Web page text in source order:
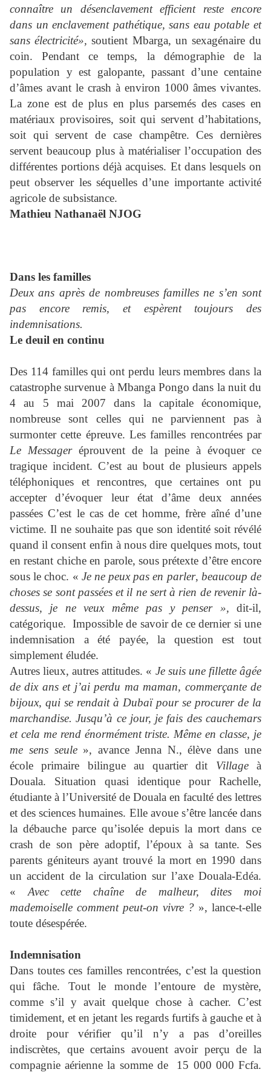
connaître un désenclavement efficient reste encore
dans un enclavement pathétique, sans eau potable et
sans électricité», soutient Mbarga, un sexagénaire du
coin. Pendant ce temps, la démographie de la
population y est galopante, passant d’une centaine
d’âmes avant le crash à environ 1000 âmes vivantes.
La zone est de plus en plus parsemés des cases en
matériaux provisoires, soit qui servent d’habitations,
soit qui servent de case champêtre. Ces dernières
servent beaucoup plus à matérialiser l’occupation des
différentes portions déjà acquises. Et dans lesquels on
peut observer les séquelles d’une importante activité
agricole de subsistance.
Mathieu Nathanaël NJOG
Dans les familles
Deux ans après de nombreuses familles ne s’en sont
pas encore remis, et espèrent toujours des
indemnisations.
Le deuil en continu
Des 114 familles qui ont perdu leurs membres dans la
catastrophe survenue à Mbanga Pongo dans la nuit du
4 au 5 mai 2007 dans la capitale économique,
nombreuse sont celles qui ne parviennent pas à
surmonter cette épreuve. Les familles rencontrées par
Le Messageréprouvent de la peine à évoquer ce
tragique incident. C’est au bout de plusieurs appels
téléphoniques et rencontres, que certaines ont pu
accepter d’évoquer leur état d’âme deux années
passées C’est le cas de cet homme, frère aîné d’une
victime. Il ne souhaite pas que son identité soit révélé
quand il consent enfin à nous dire quelques mots, tout
en restant chiche en parole, sous prétexte d’être encore
sous le choc. « Je ne peux pas en parler, beaucoup de
choses se sont passées et il ne sert à rien de revenir là-
dessus, je ne veux même pas y penser », dit-il,
catégorique. Impossible de savoir de ce dernier si une
indemnisation a été payée, la question est tout
simplement éludée.
Autres lieux, autres attitudes. « Je suis une fillette âgée
de dix ans et j’ai perdu ma maman, commerçante de
bijoux, qui se rendait à Dubaï pour se procurer de la
marchandise. Jusqu’à ce jour, je fais des cauchemars
et cela me rend énormément triste. Même en classe, je
me sens seule », avance Jenna N., élève dans une
école primaire bilingue au quartier dit Villageà
Douala. Situation quasi identique pour Rachelle,
étudiante à l’Université de Douala en faculté des lettres
et des sciences humaines. Elle avoue s’être lancée dans
la débauche parce qu’isolée depuis la mort dans ce
crash de son père adoptif, l’époux à sa tante. Ses
parents géniteurs ayant trouvé la mort en 1990 dans
un accident de la circulation sur l’axe Douala-Edéa.
« Avec cette chaîne de malheur, dites moi
mademoiselle comment peut-on vivre ? », lance-t-elle
toute désespérée.
Indemnisation
Dans toutes ces familles rencontrées, c’est la question
qui fâche. Tout le monde l’entoure de mystère,
comme s’il y avait quelque chose à cacher. C’est
timidement, et en jetant les regards furtifs à gauche et à
droite pour vérifier qu’il n’y a pas d’oreilles
indiscrètes, que certains avouent avoir perçu de la
compagnie aérienne la somme de
15 000 000 Fcfa.